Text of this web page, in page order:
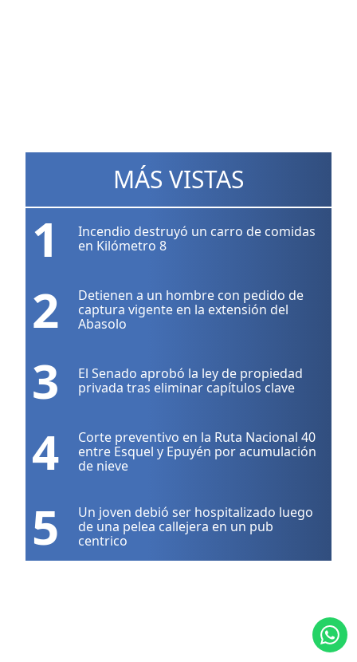
MÁS VISTAS
1
Incendio destruyó un carro de comidas
en Kilómetro 8
2
Detienen a un hombre con pedido de
captura vigente en la extensión del
Abasolo
3
El Senado aprobó la ley de propiedad
privada tras eliminar capítulos clave
4
Corte preventivo en la Ruta Nacional 40
entre Esquel y Epuyén por acumulación
de nieve
5
Un joven debió ser hospitalizado luego
de una pelea callejera en un pub
centrico